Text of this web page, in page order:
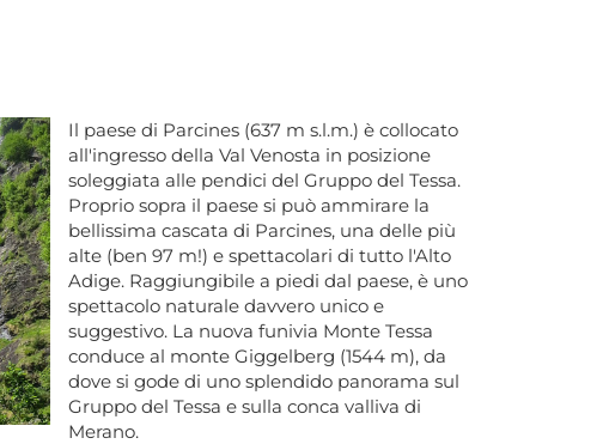
Il paese di Parcines (637 m s.l.m.) è collocato
all'ingresso della Val Venosta in posizione
soleggiata alle pendici del Gruppo del Tessa.
Proprio sopra il paese si può ammirare la
bellissima cascata di Parcines, una delle più
alte (ben 97 m!) e spettacolari di tutto l'Alto
Adige. Raggiungibile a piedi dal paese, è uno
spettacolo naturale davvero unico e
suggestivo. La nuova funivia Monte Tessa
conduce al monte Giggelberg (1544 m), da
dove si gode di uno splendido panorama sul
Gruppo del Tessa e sulla conca valliva di
Merano.